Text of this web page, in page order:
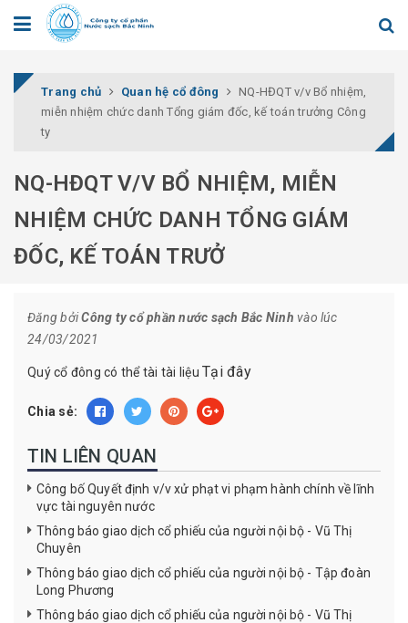
Trang chủ Quan hệ cổ đông
NQ-HĐQT v/v Bổ nhiệm,
miễn nhiệm chức danh Tổng giám đốc, kế toán trưởng Công
ty
NQ-HĐQT V/V BỔ NHIỆM, MIỄN
NHIỆM CHỨC DANH TỔNG GIÁM
ĐỐC, KẾ TOÁN TRƯỞ
Đăng bởiCông ty cổ phần nước sạch Bắc Ninh vào lúc
24/03/2021
Quý cổ đông có thể tài tài liệu Tại đây
Chia sẻ:
TIN LIÊN QUAN
Công bố Quyết định v/v xử phạt vi phạm hành chính về lĩnh
vực tài nguyên nước
Thông báo giao dịch cổ phiếu của người nội bộ - Vũ Thị
Chuyên
Thông báo giao dịch cổ phiếu của người nội bộ - Tập đoàn
Long Phương
Thông báo giao dịch cổ phiếu của người nội bộ - Vũ Thị